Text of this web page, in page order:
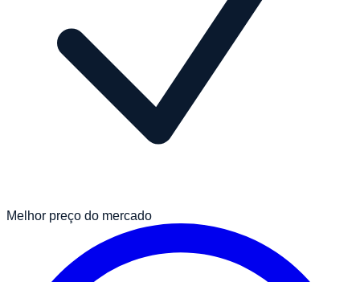
Melhor preço do mercado